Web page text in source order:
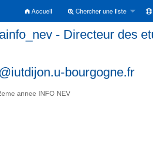
Accueil Chercher une liste
- Directeur des
bourgogne.fr
annee INFO NEV